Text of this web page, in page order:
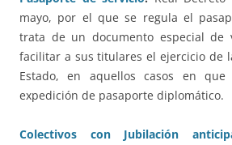
mayo, por el que se regula el
trata de un documento especial de
facilitar a sus titulares el ejercicio de
Estado, en aquellos casos en
expedición de pasaporte diplomático.
Colectivos con Jubilación